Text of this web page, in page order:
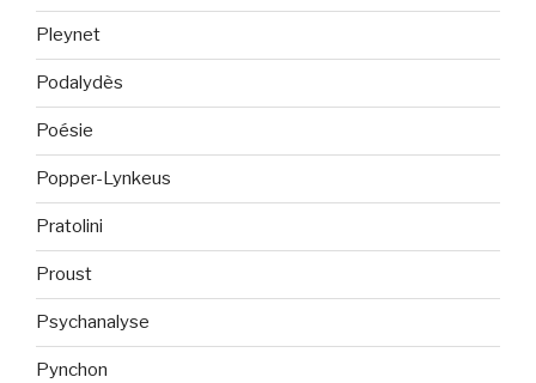
Pleynet
Podalydès
Poésie
Popper-Lynkeus
Pratolini
Proust
Psychanalyse
Pynchon